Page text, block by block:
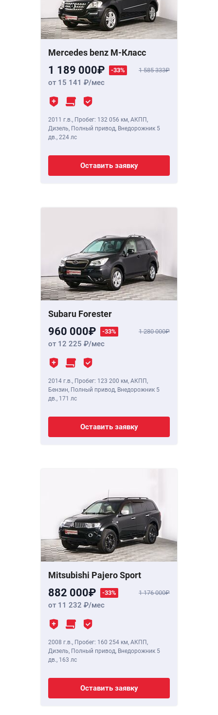
Mercedes benz M-Класс
1 189 000 -33% 1 585 333
от 15 141 /мес
2011 г.в., Пробег: 132 056 км, АКПП,
Дизель, Полный привод, Внедорожник 5
дв., 224 лс
Оставить заявку
Subaru Forester
960 000 -33% 1 280 000
от 12 225 /мес
2014 г.в., Пробег: 123 200 км, АКПП,
Бензин, Полный привод, Внедорожник 5
дв., 171 лс
Оставить заявку
Mitsubishi Pajero Sport
882 000 -33% 1 176 000
от 11 232 /мес
2008 г.в., Пробег: 160 254 км, АКПП,
Дизель, Полный привод, Внедорожник 5
дв., 163 лс
Оставить заявку